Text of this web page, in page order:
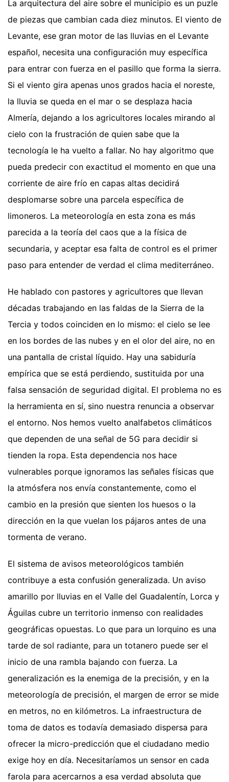
La arquitectura del aire sobre el municipio es un puzle
de piezas que cambian cada diez minutos. El viento de
Levante, ese gran motor de las lluvias en el Levante
español, necesita una configuración muy específica
para entrar con fuerza en el pasillo que forma la sierra.
Si el viento gira apenas unos grados hacia el noreste,
la lluvia se queda en el mar o se desplaza hacia
Almería, dejando a los agricultores locales mirando al
cielo con la frustración de quien sabe que la
tecnología le ha vuelto a fallar. No hay algoritmo que
pueda predecir con exactitud el momento en que una
corriente de aire frío en capas altas decidirá
desplomarse sobre una parcela específica de
limoneros. La meteorología en esta zona es más
parecida a la teoría del caos que a la física de
secundaria, y aceptar esa falta de control es el primer
paso para entender de verdad el clima mediterráneo.
He hablado con pastores y agricultores que llevan
décadas trabajando en las faldas de la Sierra de la
Tercia y todos coinciden en lo mismo: el cielo se lee
en los bordes de las nubes y en el olor del aire, no en
una pantalla de cristal líquido. Hay una sabiduría
empírica que se está perdiendo, sustituida por una
falsa sensación de seguridad digital. El problema no es
la herramienta en sí, sino nuestra renuncia a observar
el entorno. Nos hemos vuelto analfabetos climáticos
que dependen de una señal de 5G para decidir si
tienden la ropa. Esta dependencia nos hace
vulnerables porque ignoramos las señales físicas que
la atmósfera nos envía constantemente, como el
cambio en la presión que sienten los huesos o la
dirección en la que vuelan los pájaros antes de una
tormenta de verano.
El sistema de avisos meteorológicos también
contribuye a esta confusión generalizada. Un aviso
amarillo por lluvias en el Valle del Guadalentín, Lorca y
Águilas cubre un territorio inmenso con realidades
geográficas opuestas. Lo que para un lorquino es una
tarde de sol radiante, para un totanero puede ser el
inicio de una rambla bajando con fuerza. La
generalización es la enemiga de la precisión, y en la
meteorología de precisión, el margen de error se mide
en metros, no en kilómetros. La infraestructura de
toma de datos es todavía demasiado dispersa para
ofrecer la micro-predicción que el ciudadano medio
exige hoy en día. Necesitaríamos un sensor en cada
farola para acercarnos a esa verdad absoluta que